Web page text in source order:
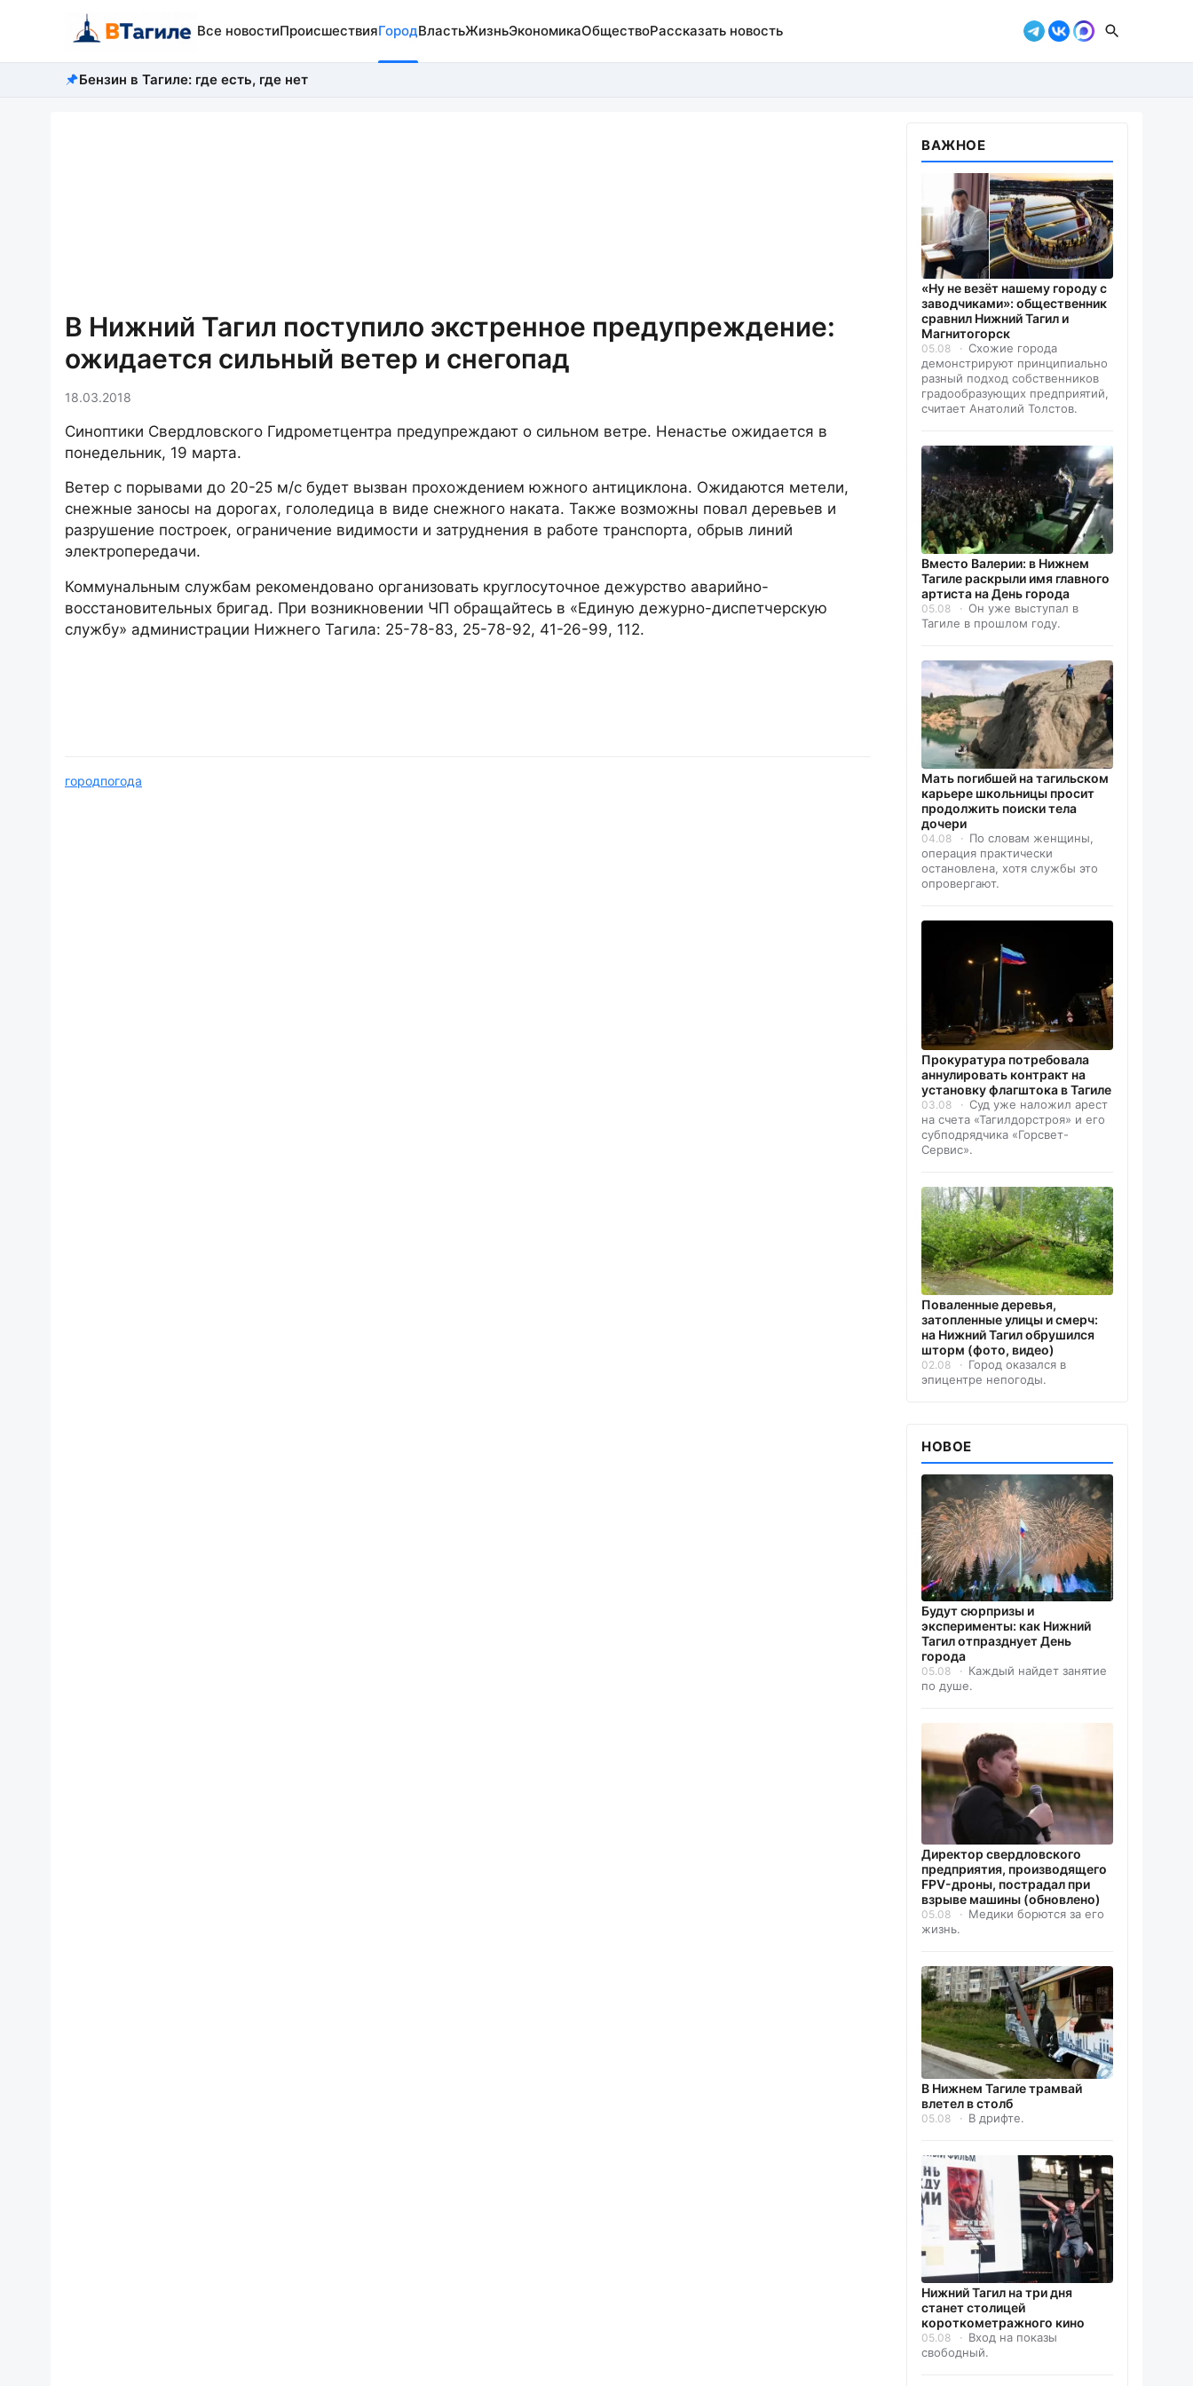
Все новостиПроисшествияГородВластьЖизньЭкономикаОбществоРассказать новость
Бензин в Тагиле: где есть, где нет
В Нижний Тагил поступило экстренное предупреждение:
ожидается сильный ветер и снегопад
18.03.2018
Синоптики Свердловского Гидрометцентра предупреждают о сильном ветре. Ненастье ожидается в
понедельник, 19 марта.
Ветер с порывами до 20-25 м/с будет вызван прохождением южного антициклона. Ожидаются метели,
снежные заносы на дорогах, гололедица в виде снежного наката. Также возможны повал деревьев и
разрушение построек, ограничение видимости и затруднения в работе транспорта, обрыв линий
электропередачи.
Коммунальным службам рекомендовано организовать круглосуточное дежурство аварийно-
восстановительных бригад. При возникновении ЧП обращайтесь в «Единую дежурно-диспетчерскую
службу» администрации Нижнего Тагила: 25-78-83, 25-78-92, 41-26-99, 112.
городпогода
ВАЖНОЕ
«Ну не везёт нашему городу с
заводчиками»: общественник
сравнил Нижний Тагил и
Магнитогорск
05.08
Схожие города
демонстрируют принципиально
разный подход собственников
градообразующих предприятий,
считает Анатолий Толстов.
Вместо Валерии: в Нижнем
Тагиле раскрыли имя главного
артиста на День города
05.08
Он уже выступал в
Тагиле в прошлом году.
Мать погибшей на тагильском
карьере школьницы просит
продолжить поиски тела
дочери
04.08
По словам женщины,
операция практически
остановлена, хотя службы это
опровергают.
Прокуратура потребовала
аннулировать контракт на
установку флагштока в Тагиле
03.08
Суд уже наложил арест
на счета «Тагилдорстроя» и его
субподрядчика «Горсвет-
Сервис».
Поваленные деревья,
затопленные улицы и смерч:
на Нижний Тагил обрушился
шторм (фото, видео)
02.08
Город оказался в
эпицентре непогоды.
НОВОЕ
Будут сюрпризы и
эксперименты: как Нижний
Тагил отпразднует День
города
05.08
Каждый найдет занятие
по душе.
Директор свердловского
предприятия, производящего
FPV-дроны, пострадал при
взрыве машины (обновлено)
05.08
Медики борются за его
жизнь.
В Нижнем Тагиле трамвай
влетел в столб
05.08 В дрифте.
Нижний Тагил на три дня
станет столицей
короткометражного кино
05.08
Вход на показы
свободный.